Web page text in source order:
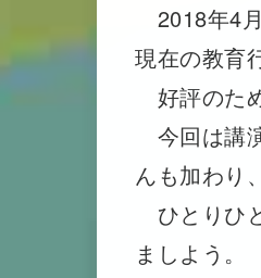
2018年4
現在の教育
好評のた
今回は講
んも加わり
ひとりひ
ましよう。